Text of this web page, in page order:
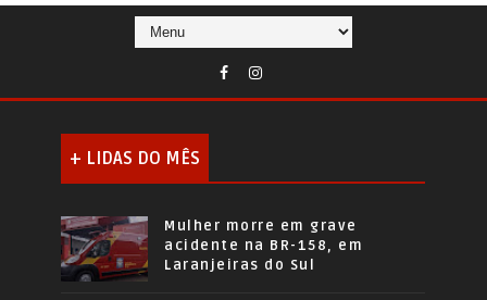
+ LIDAS DO MÊS
Mulher morre em grave
acidente na BR-158, em
Laranjeiras do Sul